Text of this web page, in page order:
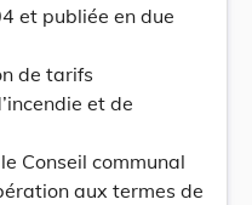
et publiée en due
de tarifs
et de
Conseil communal
aux termes de